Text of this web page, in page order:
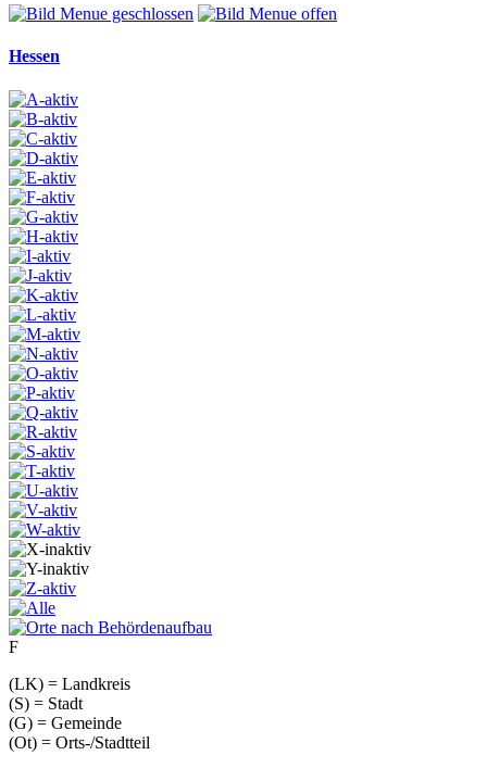
Hessen
F
(LK) = Landkreis
(S) = Stadt
(G) = Gemeinde
(Ot) = Orts-/Stadtteil